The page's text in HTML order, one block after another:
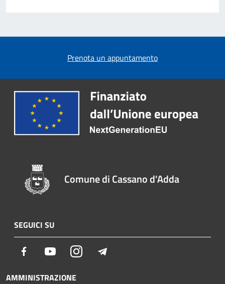
Prenota un appuntamento
Comune di Cassano d'Adda
SEGUICI SU
Facebook YoutubeInstagram
AMMINISTRAZIONE